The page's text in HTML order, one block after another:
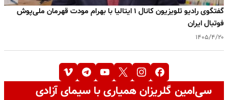
گفتگوی رادیو تلویزیون کانال ۱ ایتالیا با بهرام مودت قهرمان ملی‌پوش
فوتبال ایران
۱۴۰۵/۴/۲۰
سی‌امین گلریزان همیاری با سیمای آزادی